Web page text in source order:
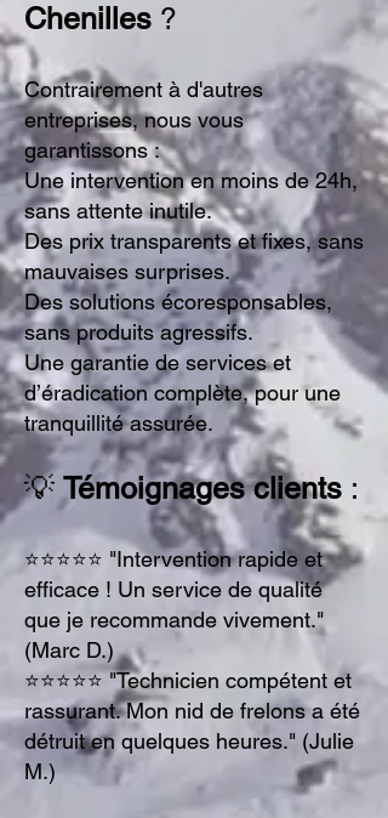
Chenilles ?
Contrairement à d'autres
entreprises, nous vous
garantissons :
Une intervention en moins de 24h,
sans attente inutile.
Des prix transparents et fixes, sans
mauvaises surprises.
Des solutions écoresponsables,
sans produits agressifs.
Une garantie de serviceset
d’éradication complète, pour une
tranquillité assurée.
💡 Témoignages clients :
⭐⭐⭐⭐⭐ "Intervention rapide et
efficace ! Un service de qualité
que je recommande vivement."
(Marc D.)
⭐⭐⭐⭐⭐ "Technicien compétent et
rassurant. Mon nid de frelons a été
détruit en quelques heures." (Julie
M.)